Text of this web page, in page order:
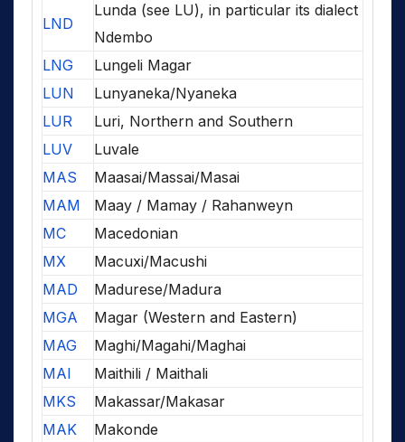
LND
Lunda (see LU), in particular its dialect
Ndembo
LNG
Lungeli Magar
LUN
Lunyaneka/Nyaneka
LUR
Luri, Northern and Southern
LUV
Luvale
MAS
Maasai/Massai/Masai
MAM
Maay / Mamay / Rahanweyn
MC
Macedonian
MX
Macuxi/Macushi
MAD
Madurese/Madura
MGA
Magar (Western and Eastern)
MAG
Maghi/Magahi/Maghai
MAI
Maithili / Maithali
MKS
Makassar/Makasar
MAK
Makonde